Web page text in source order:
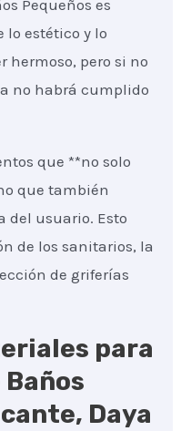
Pequeños es
estético y lo
hermoso, pero si no
no habrá cumplido
que **no solo
que también
del usuario. Esto
de los sanitarios, la
de griferías
para
Daya